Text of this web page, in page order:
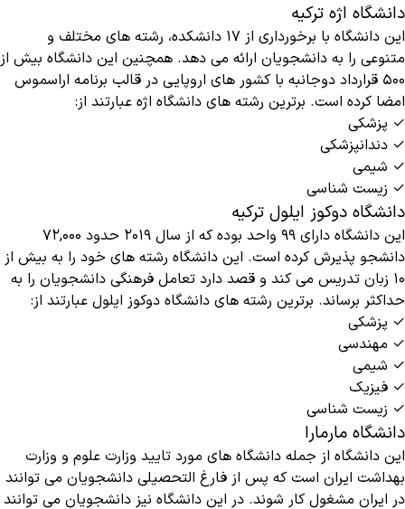
دانشگاه اژه ترکیه
این دانشگاه با برخورداری از ۱۷ دانشکده، رشته های مختلف و
متنوعی را به دانشجویان ارائه می دهد. همچنین این دانشگاه بیش از
۵۰۰ قرارداد دوجانبه با کشور های اروپایی در قالب برنامه اراسموس
امضا کرده است. برترین رشته های دانشگاه اژه عبارتند از:
✓ پزشکی
✓ دندانپزشکی
✓ شیمی
✓ زیست شناسی
دانشگاه دوکوز ایلول ترکیه
این دانشگاه دارای ۹۹ واحد بوده که از سال ۲۰۱۹ حدود ۷۲,۰۰۰
دانشجو پذیرش کرده است. این دانشگاه رشته های خود را به بیش از
۱۰ زبان تدریس می کند و قصد دارد تعامل فرهنگی دانشجویان را به
حداکثر برساند. برترین رشته های دانشگاه دوکوز ایلول عبارتند از:
✓ پزشکی
✓ مهندسی
✓ شیمی
✓ فیزیک
✓ زیست شناسی
دانشگاه مارمارا
این دانشگاه از جمله دانشگاه‌ های مورد تایید وزارت علوم و وزارت
بهداشت ایران است که پس از فارغ التحصیلی دانشجویان می توانند
در ایران مشغول کار شوند. در این دانشگاه نیز دانشجویان می توانند